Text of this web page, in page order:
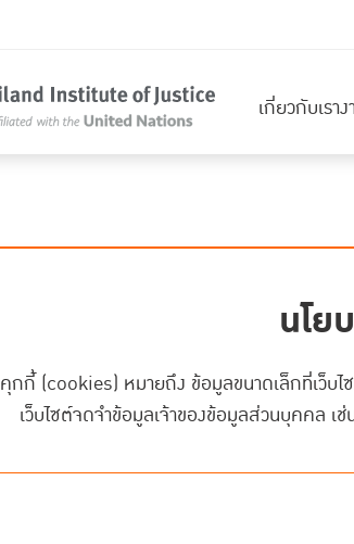
เกี่ยวกับเราง
นโย
คุกกี้ (cookies) หมายถึง ข้อมูลขนาดเล็กที่เว็บไ
เว็บไซต์จดจำข้อมูลเจ้าของข้อมูลส่วนบุคคล เ